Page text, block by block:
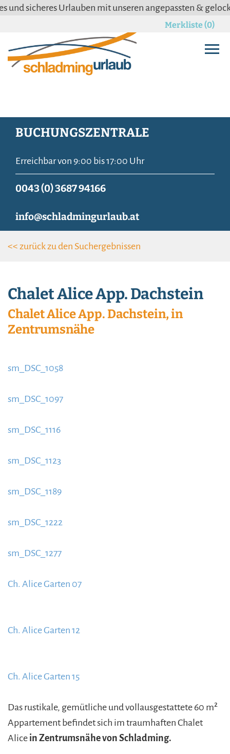
sicheres Urlauben mit unseren angepassten &
Merkliste (0)
BUCHUNGSZENTRALE
Erreichbar von 9:00 bis 17:00 Uhr
0043 (0) 3687 94166
info@schladmingurlaub.at
<< zurück zu den Such­ergebnissen
Chalet Alice App. Dachstein
Chalet Alice App. Dachstein, in
Zentrumsnähe
sm_DSC_1058
sm_DSC_1097
sm_DSC_1116
sm_DSC_1123
sm_DSC_1189
sm_DSC_1222
sm_DSC_1277
Ch. Alice Garten 07
Ch. Alice Garten 12
Ch. Alice Garten 15
content/uploads/2015/09/Ch.-Alice-Garten-15-
885x580.jpg
Das rustikale, gemütliche und vollausgestattete 60 m²
Appartement befindet sich im traumhaften Chalet
Alice in Zentrumsnähe von Schladming.